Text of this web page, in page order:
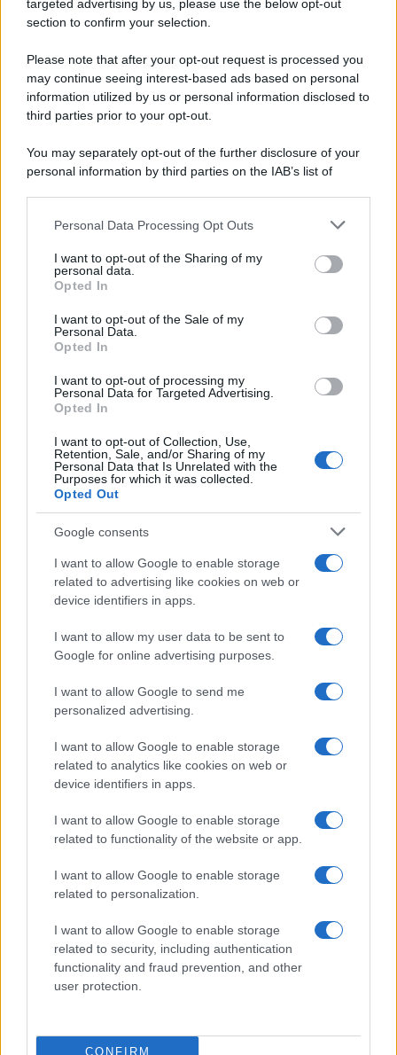
targeted advertising by us, please use the below opt-out
section to confirm your selection.
Please note that after your opt-out request is processed you
may continue seeing interest-based ads based on personal
information utilized by us or personal information disclosed to
third parties prior to your opt-out.
You may separately opt-out of the further disclosure of your
personal information by third parties on the IAB’s list of
This information may also be disclosed by us to third parties
disclose it to other third parties.
Please note that this website/app uses one or more Google
services and may gather and store information including but
not limited to your visit or usage behaviour. You may click to
grant or deny consent to Google and its third-party tags to
consent section.
Personal Data Processing Opt Outs
I want to opt-out of the Sharing of my
personal data.
Opted In
I want to opt-out of the Sale of my
Personal Data.
Opted In
I want to opt-out of processing my
Personal Data for Targeted Advertising.
Opted In
I want to opt-out of Collection, Use,
Retention, Sale, and/or Sharing of my
Personal Data that Is Unrelated with the
Purposes for which it was collected.
Opted Out
Google consents
I want to allow Google to enable storage
related to advertising like cookies on web or
device identifiers in apps.
I want to allow my user data to be sent to
Google for online advertising purposes.
I want to allow Google to send me
personalized advertising.
I want to allow Google to enable storage
related to analytics like cookies on web or
device identifiers in apps.
I want to allow Google to enable storage
related to functionality of the website or app.
I want to allow Google to enable storage
related to personalization.
I want to allow Google to enable storage
related to security, including authentication
functionality and fraud prevention, and other
user protection.
CONFIRM
Ariete
Con l’energia di oggi, avrai l’opportunità di
riprendere in mano quei progetti messi da parte,
basta solo un po’ di audacia. In amore, le cose
diventano più trasparenti, mentre sul lavoro è
consigliabile valutare le priorità con calma,
soprattutto se l’estate tenta di distogliere la tua
attenzione.
Toro
quasi da vacanza estiva, invitandoti a godere delle
piccole gioie con tranquillità. In famiglia o tra amici,
potresti ricevere un supporto inaspettato, mentre sul
piano pratico, è meglio non accelerare e ascoltare i
bisogni del corpo.
Gemelli
La tua mente è vivace e brillante oggi, rendendoti
abile nelle interazioni e trattative. Un messaggio o
un incontro può migliorare il tuo umore, ma in
amore, un po’ più di onestà può prevenire
Cancro
L’atmosfera del giorno invita a sentimenti sinceri e
momenti affettuosi, come una pausa nel cuore
dell’estate. A casa, potresti sentire il bisogno di
ordine e comfort, mentre la tua salute potrebbe
beneficiare di più riposo e un ritmo più lento.
Questo periodo ti porta sotto i riflettori con un
fascino naturale che attira l’attenzione, specialmente
conferme significative, ma cerca di non controllare